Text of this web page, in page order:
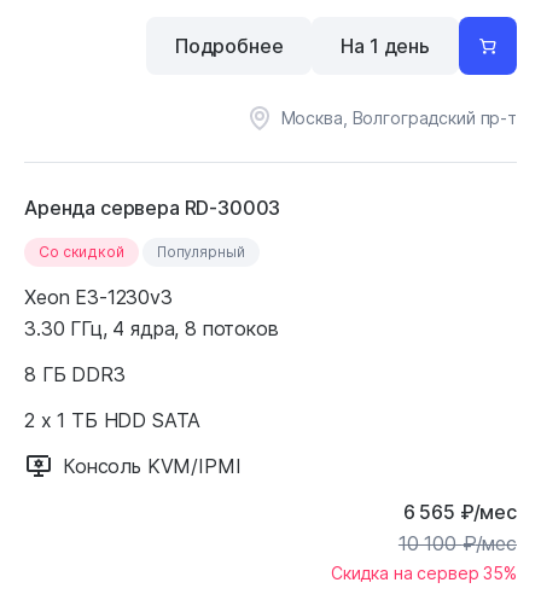
Москва, Волгоградский пр-т
Подробнее На 1 день
Аренда сервера RD-30003
Cо скидкой Популярный
Xeon E3-1230v3
3.30 ГГц, 4 ядра, 8 потоков
8 ГБ DDR3
2 x 1 ТБ HDD SATA
Консоль KVM/IPMI
6 565 ₽/мес
10 100₽/мес
Скидка на сервер 35%